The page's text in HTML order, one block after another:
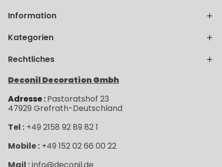
Information
Kategorien
Rechtliches
Deconil Decoration Gmbh
Adresse :Pastoratshof 23
47929 Grefrath-Deutschland
Tel : +49 2158 92 89 82 1
Mobile : +49 152 02 66 00 22